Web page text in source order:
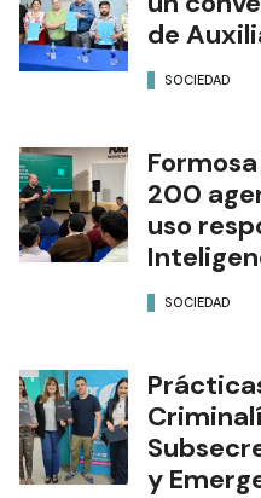
de
SOCIEDAD
200
uso
SOCIEDAD
y